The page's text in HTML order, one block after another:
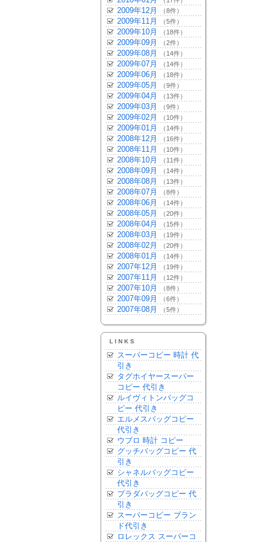
2009年12月 （8件）
2009年11月 （5件）
2009年10月 （18件）
2009年09月 （2件）
2009年08月 （14件）
2009年07月 （14件）
2009年06月 （18件）
2009年05月 （9件）
2009年04月 （13件）
2009年03月 （9件）
2009年02月 （10件）
2009年01月 （14件）
2008年12月 （16件）
2008年11月 （10件）
2008年10月 （11件）
2008年09月 （14件）
2008年08月 （13件）
2008年07月 （8件）
2008年06月 （14件）
2008年05月 （20件）
2008年04月 （15件）
2008年03月 （19件）
2008年02月 （20件）
2008年01月 （14件）
2007年12月 （19件）
2007年11月 （12件）
2007年10月 （8件）
2007年09月 （6件）
2007年08月 （5件）
LINKS
スーパーコピー 時計 代
引き
タグホイヤースーパー
コピー 代引き
ルイヴィトンバッグコ
ピー 代引き
エルメスバッグコピー
代引き
ウブロ 時計 コピー
グッチバッグコピー 代
引き
シャネルバッグコピー
代引き
プラダバッグコピー 代
引き
スーパーコピー ブラン
ド代引き
ロレックス スーパーコ